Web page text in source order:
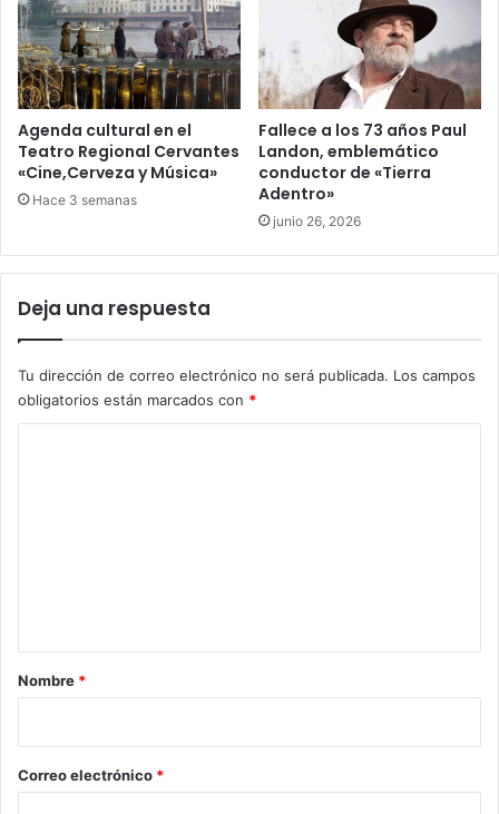
Agenda cultural en el
Teatro Regional Cervantes
«Cine,Cerveza y Música»
Hace 3 semanas
Fallece a los 73 años Paul
Landon, emblemático
conductor de «Tierra
Adentro»
junio 26, 2026
Deja una respuesta
Tu dirección de correo electrónico no será publicada. Los campos
obligatorios están marcados con *
r
*
Nombre *
Correo electrónico *